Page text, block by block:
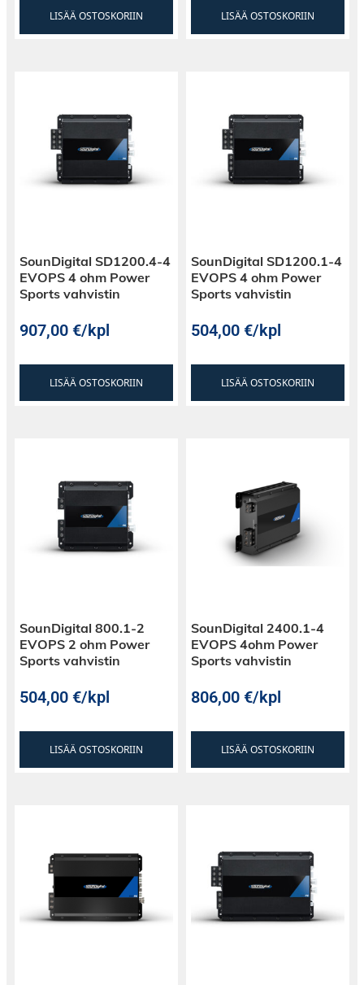
LISÄÄ OSTOSKORIIN LISÄÄ OSTOSKORIIN
SounDigital SD1200.4-4
EVOPS 4 ohm Power
Sports vahvistin
907,00€/kpl
LISÄÄ OSTOSKORIIN
SounDigital SD1200.1-4
EVOPS 4 ohm Power
Sports vahvistin
504,00€/kpl
LISÄÄ OSTOSKORIIN
SounDigital 800.1-2
EVOPS 2 ohm Power
Sports vahvistin
504,00€/kpl
LISÄÄ OSTOSKORIIN
SounDigital 2400.1-4
EVOPS 4ohm Power
Sports vahvistin
806,00€/kpl
LISÄÄ OSTOSKORIIN